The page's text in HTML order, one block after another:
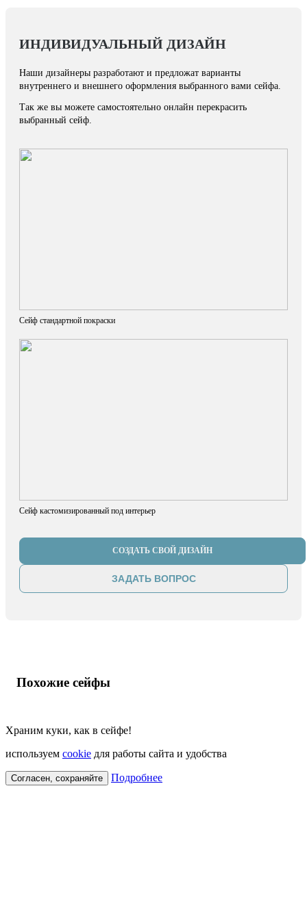
ИНДИВИДУАЛЬНЫЙ ДИЗАЙН
Наши дизайнеры разработают и предложат варианты
внутреннего и внешнего оформления выбранного вами сейфа.
Так же вы можете самостоятельно онлайн перекрасить
выбранный сейф.
Сейф стандартной покраски
Сейф кастомизированный под интерьер
СОЗДАТЬ СВОЙ ДИЗАЙН
ЗАДАТЬ ВОПРОС
Похожие сейфы
Храним куки, как в сейфе!
используем cookie для работы сайта и удобства
Согласен, сохраняйте Подробнее